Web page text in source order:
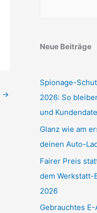
→
Neue Beiträge
Spionage-
2026: So
und
Glanz wie am
deinen Auto-
Fairer Preis
dem Werkstatt-
2026
Gebrauchtes